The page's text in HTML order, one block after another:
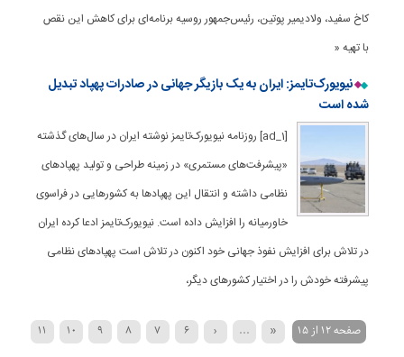
کاخ سفید، ولادیمیر پوتین، رئیس‌جمهور روسیه برنامه‌ای برای کاهش این نقص
با تهیه «
نیویورک‌تایمز: ایران به یک بازیگر جهانی در صادرات پهپاد تبدیل
شده است
[ad_1] روزنامه نیویورک‌تایمز نوشته ایران در سال‌های گذشته
«پیشرفت‌های مستمری» در زمینه طراحی و تولید پهپادهای
نظامی داشته و انتقال این پهپادها به کشورهایی در فراسوی
خاورمیانه را افزایش داده است. نیویورک‌تایمز ادعا کرده ایران
در تلاش برای افزایش نفوذ جهانی خود اکنون در تلاش است پهپادهای نظامی
پیشرفته خودش را در اختیار کشورهای دیگر،
صفحه 12 از 15 «
...
‹
6
7
8
9
10
11